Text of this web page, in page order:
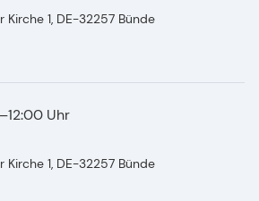
Kirche 1, DE-32257 Bünde
Uhr
Kirche 1, DE-32257 Bünde